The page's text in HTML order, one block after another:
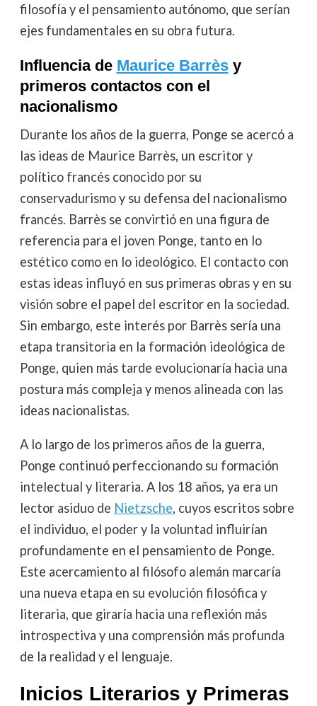
filosofía y el pensamiento autónomo, que serían
ejes fundamentales en su obra futura.
Influencia de Maurice Barrèsy
primeros contactos con el
nacionalismo
Durante los años de la guerra, Ponge se acercó a
las ideas de Maurice Barrès, un escritor y
político francés conocido por su
conservadurismo y su defensa del nacionalismo
francés. Barrès se convirtió en una figura de
referencia para el joven Ponge, tanto en lo
estético como en lo ideológico. El contacto con
estas ideas influyó en sus primeras obras y en su
visión sobre el papel del escritor en la sociedad.
Sin embargo, este interés por Barrès sería una
etapa transitoria en la formación ideológica de
Ponge, quien más tarde evolucionaría hacia una
postura más compleja y menos alineada con las
ideas nacionalistas.
A lo largo de los primeros años de la guerra,
Ponge continuó perfeccionando su formación
intelectual y literaria. A los 18 años, ya era un
lector asiduo de Nietzsche, cuyos escritos sobre
el individuo, el poder y la voluntad influirían
profundamente en el pensamiento de Ponge.
Este acercamiento al filósofo alemán marcaría
una nueva etapa en su evolución filosófica y
literaria, que giraría hacia una reflexión más
introspectiva y una comprensión más profunda
de la realidad y el lenguaje.
Inicios Literarios y Primeras